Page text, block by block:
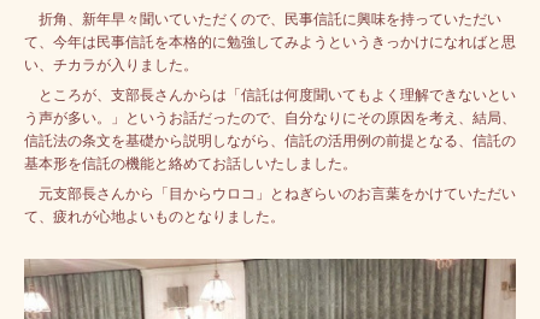
折角、新年早々聞いていただくので、民事信託に興味を持っていただい
て、今年は民事信託を本格的に勉強してみようというきっかけになればと思
い、チカラが入りました。
ところが、支部長さんからは「信託は何度聞いてもよく理解できないとい
う声が多い。」というお話だったので、自分なりにその原因を考え、結局、
信託法の条文を基礎から説明しながら、信託の活用例の前提となる、信託の
基本形を信託の機能と絡めてお話しいたしました。
元支部長さんから「目からウロコ」とねぎらいのお言葉をかけていただい
て、疲れが心地よいものとなりました。